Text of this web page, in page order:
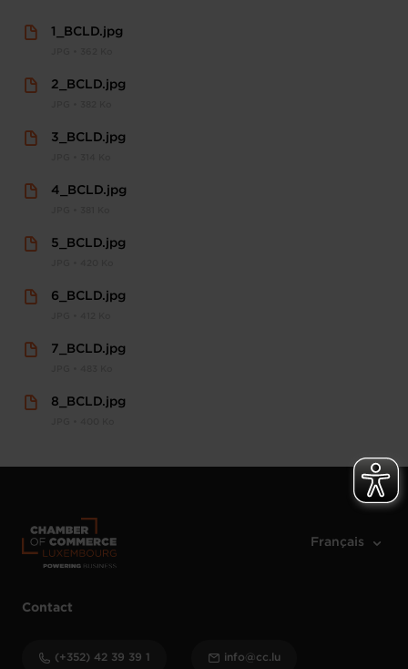
1_BCLD.jpg
2_BCLD.jpg
3_BCLD.jpg
4_BCLD.jpg
5_BCLD.jpg
6_BCLD.jpg
7_BCLD.jpg
8_BCLD.jpg
Contact
(+352) 42 39 39 1 info@cc.lu